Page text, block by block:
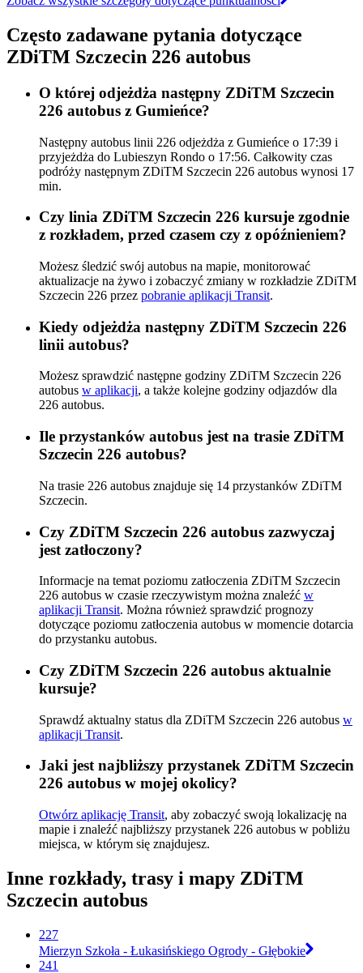
Często zadawane pytania dotyczące
ZDiTM Szczecin 226 autobus
O której odjeżdża następny ZDiTM Szczecin
226 autobus z Gumieńce?
Następny autobus linii 226 odjeżdża z Gumieńce o 17:39 i
przyjeżdża do Lubieszyn Rondo o 17:56. Całkowity czas
podróży następnym ZDiTM Szczecin 226 autobus wynosi 17
min.
Czy linia ZDiTM Szczecin 226 kursuje zgodnie
z rozkładem, przed czasem czy z opóźnieniem?
Możesz śledzić swój autobus na mapie, monitorować
aktualizacje na żywo i zobaczyć zmiany w rozkładzie ZDiTM
Szczecin 226 przez pobranie aplikacji Transit.
Kiedy odjeżdża następny ZDiTM Szczecin 226
linii autobus?
Możesz sprawdzić następne godziny ZDiTM Szczecin 226
autobus w aplikacji, a także kolejne godziny odjazdów dla
226 autobus.
Ile przystanków autobus jest na trasie ZDiTM
Szczecin 226 autobus?
Na trasie 226 autobus znajduje się 14 przystanków ZDiTM
Szczecin.
Czy ZDiTM Szczecin 226 autobus zazwyczaj
jest zatłoczony?
Informacje na temat poziomu zatłoczenia ZDiTM Szczecin
226 autobus w czasie rzeczywistym można znaleźć w
aplikacji Transit. Można również sprawdzić prognozy
dotyczące poziomu zatłoczenia autobus w momencie dotarcia
do przystanku autobus.
Czy ZDiTM Szczecin 226 autobus aktualnie
kursuje?
Sprawdź aktualny status dla ZDiTM Szczecin 226 autobus w
aplikacji Transit.
Jaki jest najbliższy przystanek ZDiTM Szczecin
226 autobus w mojej okolicy?
Otwórz aplikację Transit, aby zobaczyć swoją lokalizację na
mapie i znaleźć najbliższy przystanek 226 autobus w pobliżu
miejsca, w którym się znajdujesz.
Inne rozkłady, trasy i mapy ZDiTM
Szczecin autobus
227
Mierzyn Szkoła - Łukasińskiego Ogrody - Głębokie
241